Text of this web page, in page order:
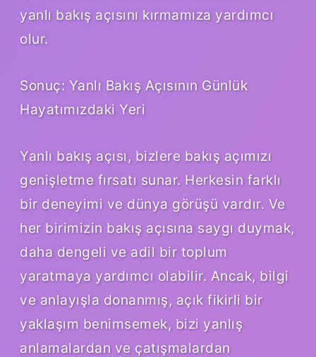
yanlı bakış açısını kırmamıza yardımcı
olur.
Sonuç: Yanlı Bakış Açısının Günlük
Hayatımızdaki Yeri
Yanlı bakış açısı, bizlere bakış açımızı
genişletme fırsatı sunar. Herkesin farklı
bir deneyimi ve dünya görüşü vardır. Ve
her birimizin bakış açısına saygı duymak,
daha dengeli ve adil bir toplum
yaratmaya yardımcı olabilir. Ancak, bilgi
ve anlayışla donanmış, açık fikirli bir
yaklaşım benimsemek, bizi yanlış
anlamalardan ve çatışmalardan